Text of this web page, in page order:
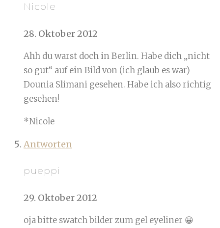
Nicole
28. Oktober 2012
Ahh du warst doch in Berlin. Habe dich „nicht
so gut“ auf ein Bild von (ich glaub es war)
Dounia Slimani gesehen. Habe ich also richtig
gesehen!
*Nicole
Antworten
pueppi
29. Oktober 2012
oja bitte swatch bilder zum gel eyeliner 😀